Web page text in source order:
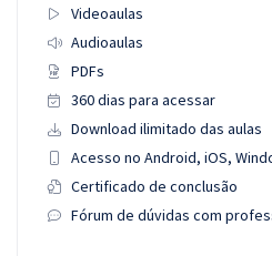
Videoaulas
Audioaulas
PDFs
360 dias para acessar
Download ilimitado das aulas
Acesso no Android, iOS,
Certificado de conclusão
Fórum de dúvidas com